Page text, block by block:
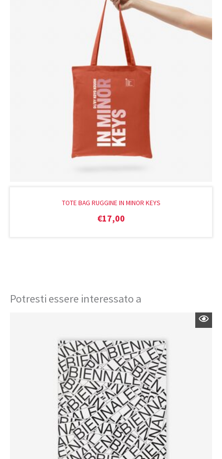
TOTE BAG RUGGINE IN MINOR KEYS
€17,00
Potresti essere interessato a